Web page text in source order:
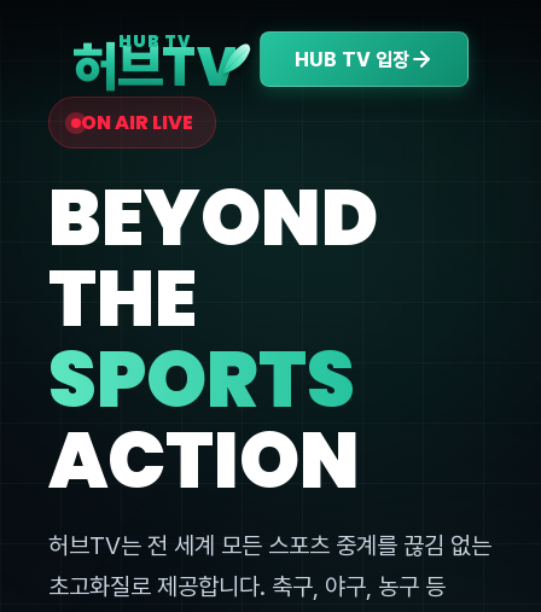
HUB TV
허브TV HUB TV 입장
ON AIR LIVE
BEYOND
THE
SPORTS
ACTION
허브TV는 전 세계 모든 스포츠 중계를 끊김 없는
초고화질로 제공합니다. 축구, 야구, 농구 등